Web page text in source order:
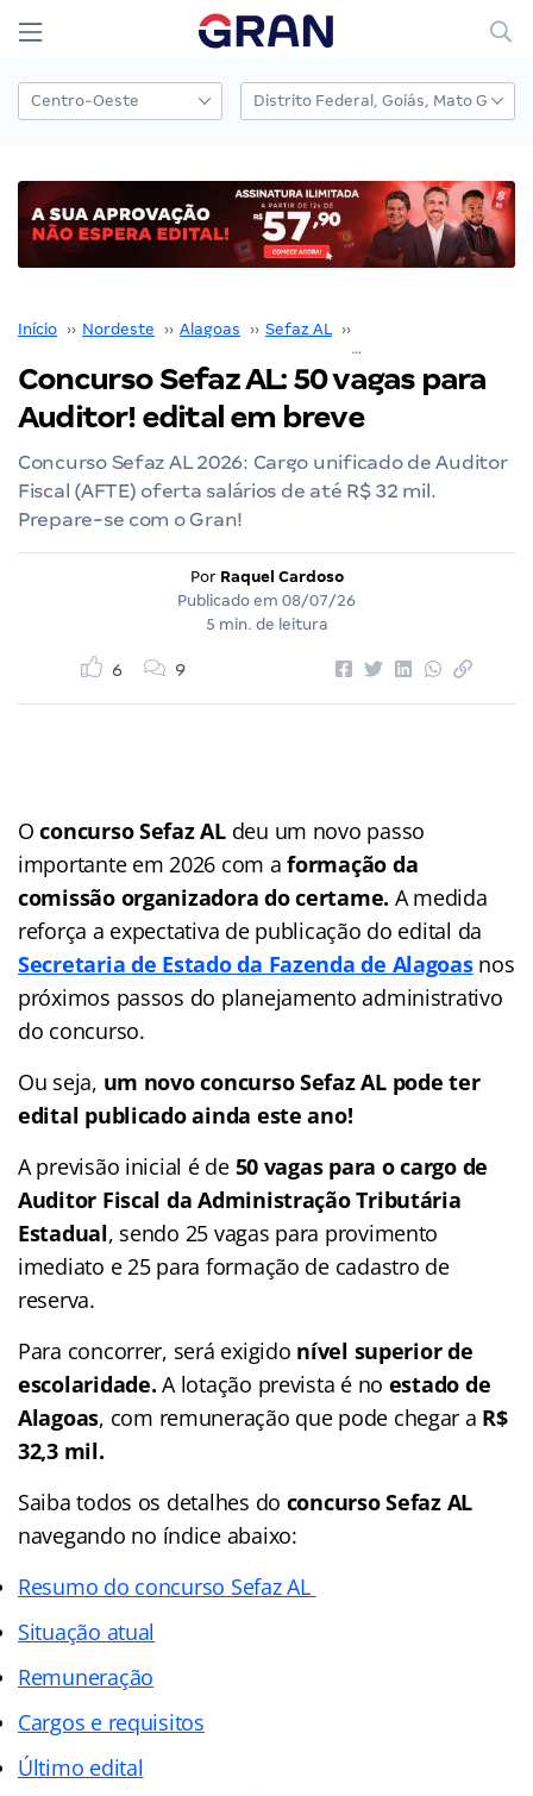
Início ›› Nordeste ›› Alagoas ›› Sefaz AL ››
Concurso Sefaz AL: 50 vagas para
Auditor! edital em breve
Concurso Sefaz AL 2026: Cargo unificado de Auditor
Fiscal (AFTE) oferta salários de até R$ 32 mil.
Prepare-se com o Gran!
Por Raquel Cardoso
Publicado em 08/07/26
5 min. de leitura
6 9
Oconcurso Sefaz ALdeu um novo passo
importante em 2026 com aformação da
comissão organizadora do certame. A medida
reforça a expectativa de publicação do edital da
Secretaria de Estado da Fazenda de Alagoasnos
próximos passos do planejamento administrativo
do concurso.
Ou seja, um novo concurso Sefaz AL pode ter
edital publicado ainda este ano!
A previsão inicial é de 50 vagas para o cargo de
Auditor Fiscal da Administração Tributária
Estadual, sendo 25 vagas para provimento
imediato e 25 para formação de cadastro de
reserva.
Para concorrer, será exigido nível superior de
escolaridade. A lotação prevista é no estado de
Alagoas, com remuneração que pode chegar a R$
32,3 mil.
Saiba todos os detalhes do concurso Sefaz AL
navegando no índiceabaixo:
Resumo do concurso Sefaz AL
Situação atual
Remuneração
Cargos e requisitos
Último edital